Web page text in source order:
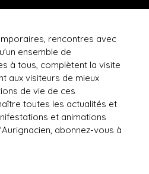
rencontres avec
ensemble de
à tous, complètent la visite
aux visiteurs de mieux
de vie de ces
toutes les actualités et
et animations
abonnez-vous à